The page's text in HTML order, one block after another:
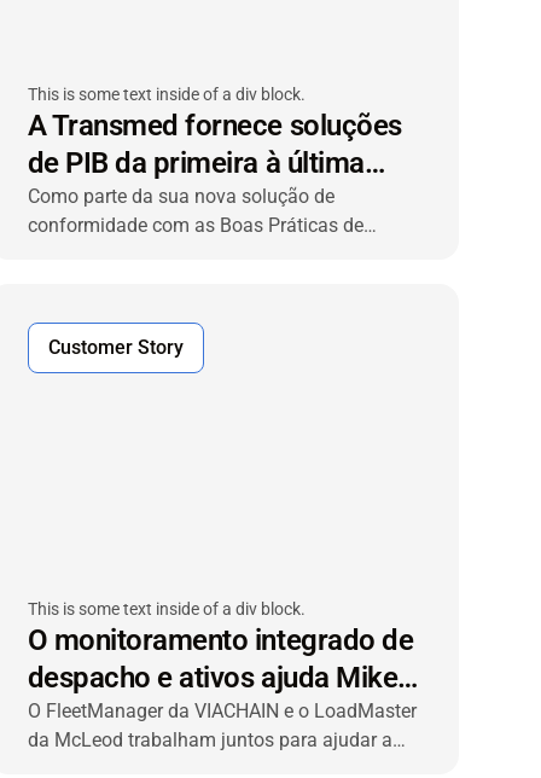
This is some text inside of a div block.
A Transmed fornece soluções
de PIB da primeira à última
milha para o transporte
farmacêutico na Alemanha
Como parte da sua nova solução de
conformidade com as Boas Práticas de
sistema integrado para gestão e validação de
temperatura em tempo real de ponta a ponta
Customer Story
This is some text inside of a div block.
O monitoramento integrado de
despacho e ativos ajuda Mike
Tamana a otimizar as
operações
O FleetManager da VIACHAIN e o LoadMaster
da McLeod trabalham juntos para ajudar a